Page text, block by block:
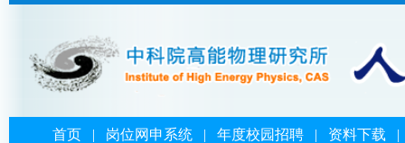
首页| 岗位网申系统| 年度校园招聘| 资料下载